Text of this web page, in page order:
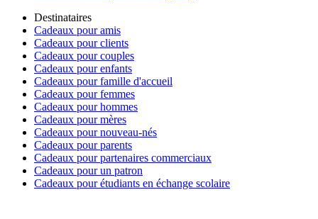
Destinataires
Cadeaux pour amis
Cadeaux pour clients
Cadeaux pour couples
Cadeaux pour enfants
Cadeaux pour famille d'accueil
Cadeaux pour femmes
Cadeaux pour hommes
Cadeaux pour mères
Cadeaux pour nouveau-nés
Cadeaux pour parents
Cadeaux pour partenaires commerciaux
Cadeaux pour un patron
Cadeaux pour étudiants en échange scolaire